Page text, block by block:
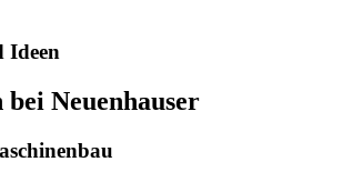
Ideen
Neuenhauser